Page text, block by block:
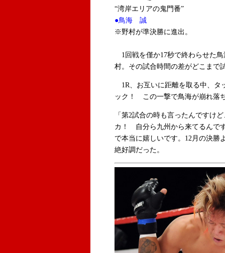
“湾岸エリアの鬼門番”
●鳥海 誠
※野村が準決勝に進出。
1回戦を僅か17秒で終わらせた
村。その試合時間の差がどこまで
1R、お互いに距離を取る中、タ
ック！ この一撃で鳥海が崩れ落
「第2試合の時も言ったんですけ
カ！ 自分ら九州から来てるんで
で本当に嬉しいです。12月の決勝
絶好調だった。